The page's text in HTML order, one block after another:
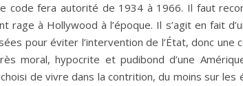
code fera autorité de 1934 à 1966. Il faut
rage à Hollywood à l’époque. Il s’agit en fait
pour éviter l’intervention de l’État, donc
moral, hypocrite et pudibond d’une
de vivre dans la contrition, du moins sur